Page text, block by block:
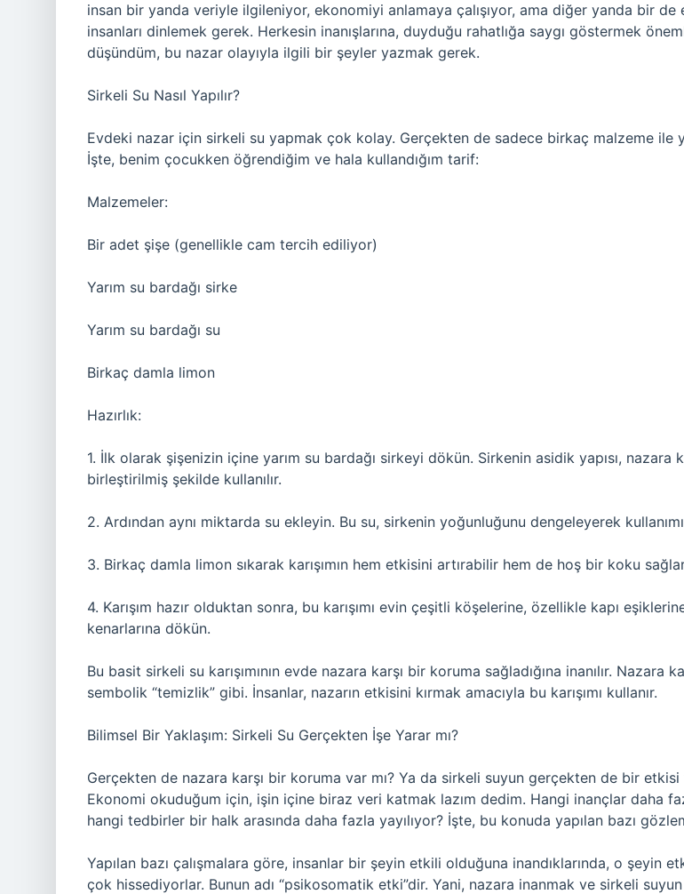
insan bir yanda veriyle ilgileniyor, ekonomiyi anlamaya çalışıyor, ama diğer yanda bir de
insanları dinlemek gerek. Herkesin inanışlarına, duyduğu rahatlığa saygı göstermek
düşündüm, bu nazar olayıyla ilgili bir şeyler yazmak gerek.
Sirkeli Su Nasıl Yapılır?
Evdeki nazar için sirkeli su yapmak çok kolay. Gerçekten de sadece birkaç malzeme ile
İşte, benim çocukken öğrendiğim ve hala kullandığım tarif:
Malzemeler:
Bir adet şişe (genellikle cam tercih ediliyor)
Yarım su bardağı sirke
Yarım su bardağı su
Birkaç damla limon
Hazırlık:
1. İlk olarak şişenizin içine yarım su bardağı sirkeyi dökün. Sirkenin asidik yapısı, nazara
birleştirilmiş şekilde kullanılır.
2. Ardından aynı miktarda su ekleyin. Bu su, sirkenin yoğunluğunu dengeleyerek kullanımı
3. Birkaç damla limon sıkarak karışımın hem etkisini artırabilir hem de hoş bir koku
4. Karışım hazır olduktan sonra, bu karışımı evin çeşitli köşelerine, özellikle kapı
kenarlarına dökün.
Bu basit sirkeli su karışımının evde nazara karşı bir koruma sağladığına inanılır. Nazara
sembolik “temizlik” gibi. İnsanlar, nazarın etkisini kırmak amacıyla bu karışımı kullanır.
Bilimsel Bir Yaklaşım: Sirkeli Su Gerçekten İşe Yarar mı?
Gerçekten de nazara karşı bir koruma var mı? Ya da sirkeli suyun gerçekten de bir etkisi
Ekonomi okuduğum için, işin içine biraz veri katmak lazım dedim. Hangi inançlar daha
hangi tedbirler bir halk arasında daha fazla yayılıyor? İşte, bu konuda yapılan bazı
Yapılan bazı çalışmalara göre, insanlar bir şeyin etkili olduğuna inandıklarında, o şeyin
çok hissediyorlar. Bunun adı “psikosomatik etki”dir. Yani, nazara inanmak ve sirkeli suyun